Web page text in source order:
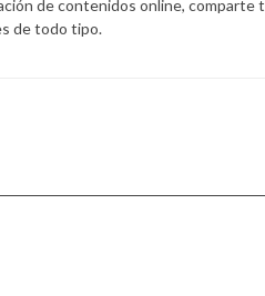
de contenidos online, comparte
de todo tipo.